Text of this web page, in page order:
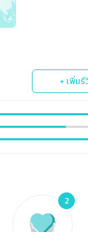
+ เพิ่มรี
2